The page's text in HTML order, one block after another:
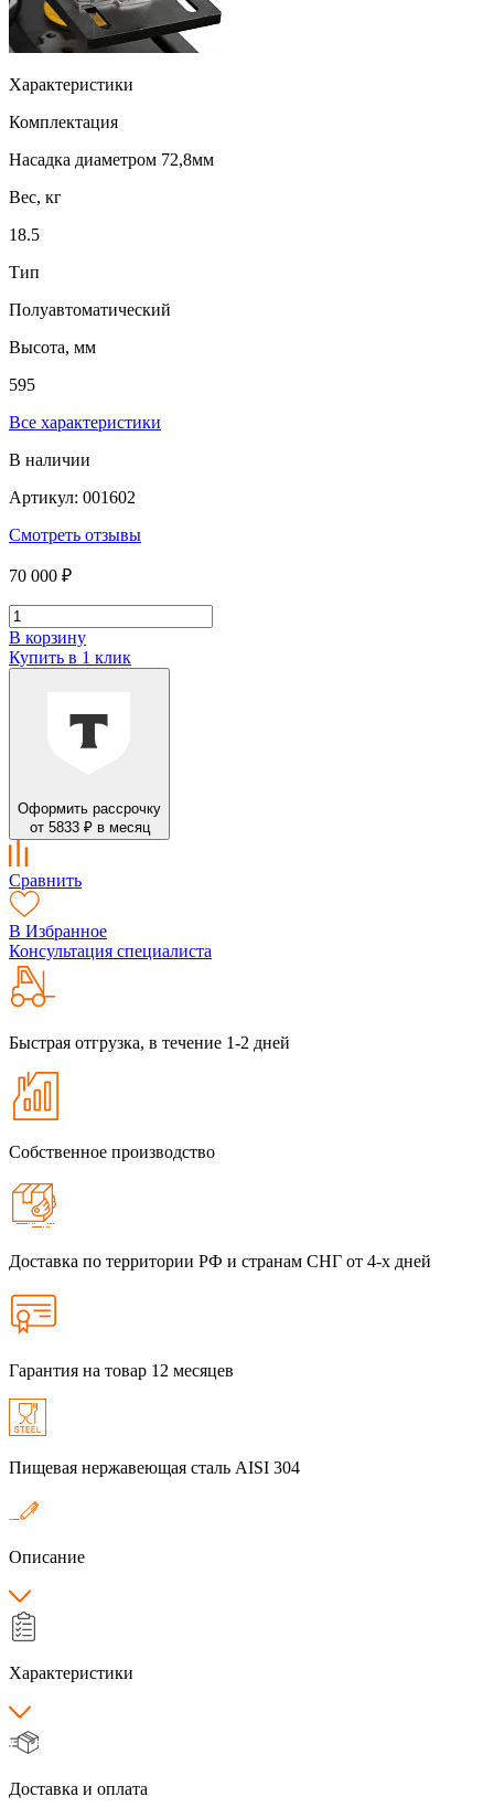
Характеристики
Комплектация
Насадка диаметром 72,8мм
Вес, кг
18.5
Тип
Полуавтоматический
Высота, мм
595
Все характеристики
В наличии
Артикул: 001602
Смотреть отзывы
70 000 ₽
В корзину
Купить в 1 клик
Оформить рассрочку
от 5833 ₽ в месяц
Сравнить
В Избранное
Консультация специалиста
Быстрая отгрузка, в течение 1-2 дней
Собственное производство
Доставка по территории РФ и странам СНГ от 4-х дней
Гарантия на товар 12 месяцев
Пищевая нержавеющая сталь AISI 304
Описание
Характеристики
Доставка и оплата